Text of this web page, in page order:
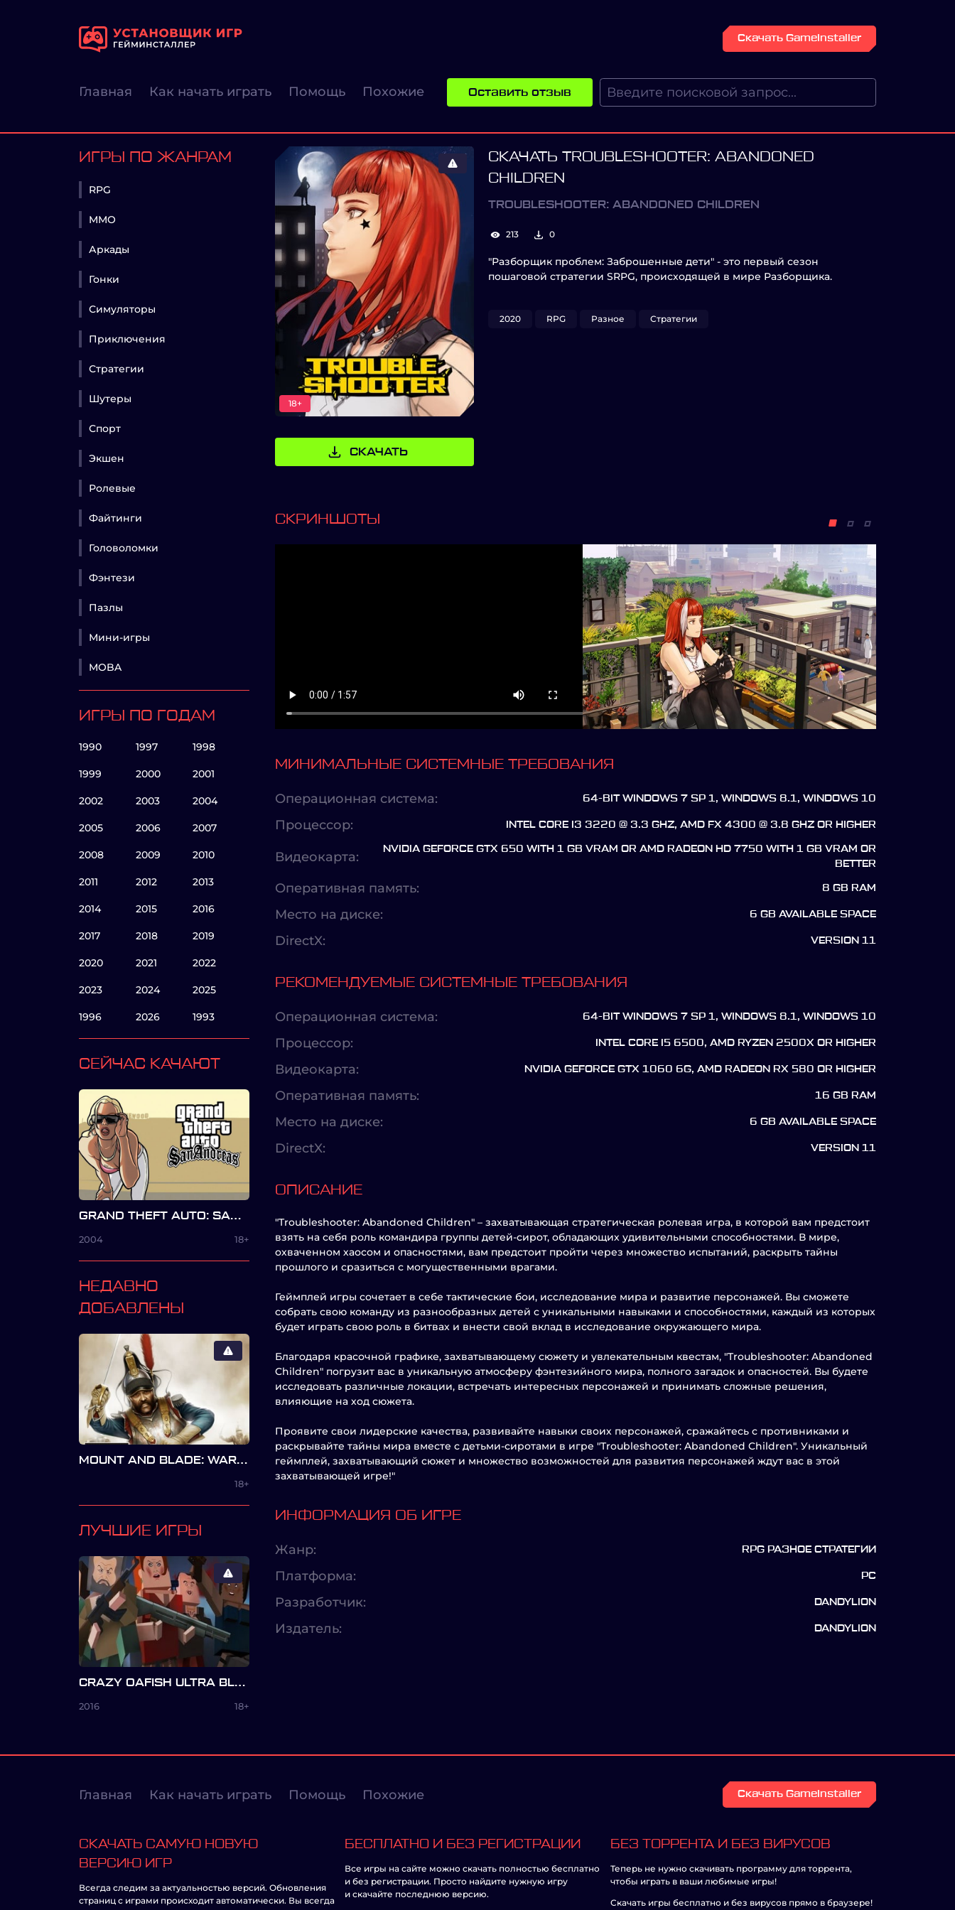
Скачать GameInstaller
Главная Как начать играть Помощь Похожие Оставить отзыв
ИГРЫ ПО ЖАНРАМ
RPG
MMO
Аркады
Гонки
Симуляторы
Приключения
Стратегии
Шутеры
Спорт
Экшен
Ролевые
Файтинги
Головоломки
Фэнтези
Пазлы
Мини-игры
MOBA
ИГРЫ ПО ГОДАМ
1990 1997 1998
1999 2000 2001
2002 2003 2004
2005 2006 2007
2008 2009 2010
2011 2012 2013
2014 2015 2016
2017 2018 2019
2020 2021 2022
2023 2024 2025
1996 2026 1993
СЕЙЧАС КАЧАЮТ
GRAND THEFT AUTO: SAN ANDREAS
2004 18+
НЕДАВНО
ДОБАВЛЕНЫ
MOUNT AND BLADE: WARBAND — NAPOLEONIC WARS
18+
ЛУЧШИЕ ИГРЫ
CRAZY OAFISH ULTRA BLOCKS: BIG SALE
2016 18+
18+
СКАЧАТЬ
СКАЧАТЬ TROUBLESHOOTER: ABANDONED
CHILDREN
TROUBLESHOOTER: ABANDONED CHILDREN
213 0
"Разборщик проблем: Заброшенные дети" - это первый сезон
пошаговой стратегии SRPG, происходящей в мире Разборщика.
2020 RPG Разное Стратегии
СКРИНШОТЫ
МИНИМАЛЬНЫЕ СИСТЕМНЫЕ ТРЕБОВАНИЯ
Операционная система: 64-BIT WINDOWS 7 SP 1, WINDOWS 8.1, WINDOWS 10
Процессор: INTEL CORE I3 3220 @ 3.3 GHZ, AMD FX 4300 @ 3.8 GHZ OR HIGHER
Видеокарта:
NVIDIA GEFORCE GTX 650 WITH 1 GB VRAM OR AMD RADEON HD 7750 WITH 1 GB VRAM OR
BETTER
Оперативная память: 8 GB RAM
Место на диске: 6 GB AVAILABLE SPACE
DirectX: VERSION 11
РЕКОМЕНДУЕМЫЕ СИСТЕМНЫЕ ТРЕБОВАНИЯ
Операционная система: 64-BIT WINDOWS 7 SP 1, WINDOWS 8.1, WINDOWS 10
Процессор: INTEL CORE I5 6500, AMD RYZEN 2500X OR HIGHER
Видеокарта: NVIDIA GEFORCE GTX 1060 6G, AMD RADEON RX 580 OR HIGHER
Оперативная память: 16 GB RAM
Место на диске: 6 GB AVAILABLE SPACE
DirectX: VERSION 11
ОПИСАНИЕ
"Troubleshooter: Abandoned Children" – захватывающая стратегическая ролевая игра, в которой вам предстоит
взять на себя роль командира группы детей-сирот, обладающих удивительными способностями. В мире,
охваченном хаосом и опасностями, вам предстоит пройти через множество испытаний, раскрыть тайны
прошлого и сразиться с могущественными врагами.
Геймплей игры сочетает в себе тактические бои, исследование мира и развитие персонажей. Вы сможете
собрать свою команду из разнообразных детей с уникальными навыками и способностями, каждый из которых
будет играть свою роль в битвах и внести свой вклад в исследование окружающего мира.
Благодаря красочной графике, захватывающему сюжету и увлекательным квестам, "Troubleshooter: Abandoned
Children" погрузит вас в уникальную атмосферу фэнтезийного мира, полного загадок и опасностей. Вы будете
исследовать различные локации, встречать интересных персонажей и принимать сложные решения,
влияющие на ход сюжета.
Проявите свои лидерские качества, развивайте навыки своих персонажей, сражайтесь с противниками и
раскрывайте тайны мира вместе с детьми-сиротами в игре "Troubleshooter: Abandoned Children". Уникальный
геймплей, захватывающий сюжет и множество возможностей для развития персонажей ждут вас в этой
захватывающей игре!"
ИНФОРМАЦИЯ ОБ ИГРЕ
Жанр: RPG РАЗНОЕ СТРАТЕГИИ
Платформа: PC
Разработчик: DANDYLION
Издатель: DANDYLION
Главная Как начать играть Помощь Похожие Скачать GameInstaller
СКАЧАТЬ САМУЮ НОВУЮ
ВЕРСИЮ ИГР
Всегда следим за актуальностью версий. Обновления
страниц с играми происходит автоматически. Вы всегда
БЕСПЛАТНО И БЕЗ РЕГИСТРАЦИИ
Все игры на сайте можно скачать полностью бесплатно
и без регистрации. Просто найдите нужную игру
и скачайте последнюю версию.
БЕЗ ТОРРЕНТА И БЕЗ ВИРУСОВ
Теперь не нужно скачивать программу для торрента,
чтобы играть в ваши любимые игры!
Скачать игры бесплатно и без вирусов прямо в браузере!